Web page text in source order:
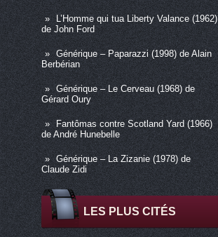
L’Homme qui tua Liberty Valance (1962)
de John Ford
Générique – Paparazzi (1998) de Alain
Berbérian
Générique – Le Cerveau (1968) de
Gérard Oury
Fantômas contre Scotland Yard (1966)
de André Hunebelle
Générique – La Zizanie (1978) de
Claude Zidi
LES PLUS CITÉS